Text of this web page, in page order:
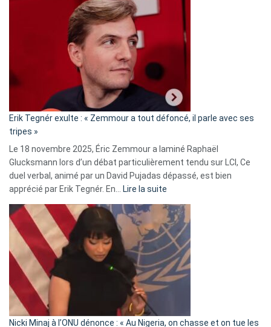
d’alliance
secrète
«
C’est
fake
news
»
Erik Tegnér exulte : « Zemmour a tout défoncé, il parle avec ses
tripes »
Le 18 novembre 2025, Éric Zemmour a laminé Raphaël
Glucksmann lors d’un débat particulièrement tendu sur LCI, Ce
duel verbal, animé par un David Pujadas dépassé, est bien
apprécié par Erik Tegnér. En…
Lire la suite
Tegnér
exulte
« Zemmour
a
tout
parle
Nicki Minaj à l’ONU dénonce : « Au Nigeria, on chasse et on tue les